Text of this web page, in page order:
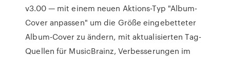
v3.00 — mit einem neuen Aktions-Typ "Album-
Cover anpassen" um die Größe eingebetteter
Album-Cover zu ändern, mit aktualisierten Tag-
Quellen für MusicBrainz, Verbesserungen im